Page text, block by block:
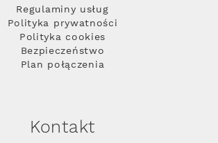
Regulaminy usług
Polityka prywatności
Polityka cookies
Bezpieczeństwo
Plan połączenia
Kontakt